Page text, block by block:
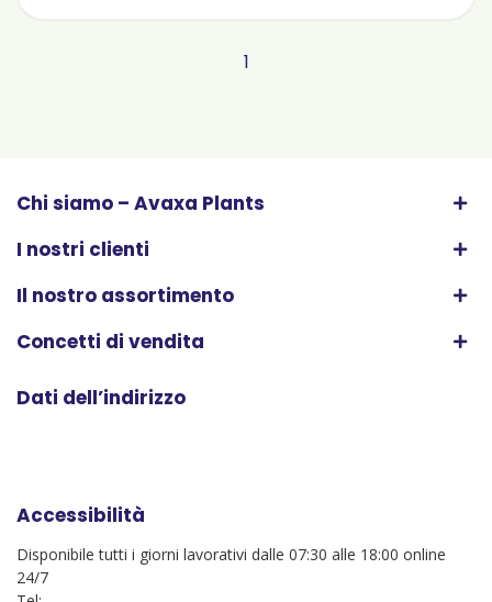
1
Chi siamo – Avaxa Plants
I nostri clienti
Il nostro assortimento
Concetti di vendita
Dati dell’indirizzo
Accessibilità
Disponibile tutti i giorni lavorativi dalle 07:30 alle 18:00 online
24/7